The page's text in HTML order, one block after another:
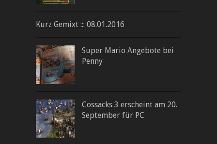
Kurz Gemixt ::: 08.01.2016
Super Mario Angebote bei
Penny
Cossacks 3 erscheint am 20.
September für PC